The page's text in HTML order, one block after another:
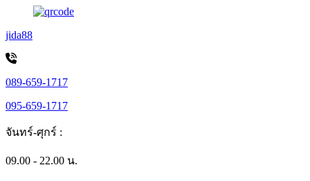
jida88
089-659-1717
095-659-1717
จันทร์-ศุกร์ :
09.00 - 22.00 น.